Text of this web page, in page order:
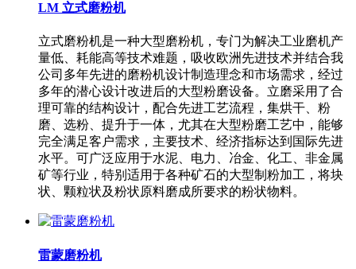
LM 立式磨粉机
立式磨粉机是一种大型磨粉机，专门为解决工业磨机产
量低、耗能高等技术难题，吸收欧洲先进技术并结合我
公司多年先进的磨粉机设计制造理念和市场需求，经过
多年的潜心设计改进后的大型粉磨设备。立磨采用了合
理可靠的结构设计，配合先进工艺流程，集烘干、粉
磨、选粉、提升于一体，尤其在大型粉磨工艺中，能够
完全满足客户需求，主要技术、经济指标达到国际先进
水平。可广泛应用于水泥、电力、冶金、化工、非金属
矿等行业，特别适用于各种矿石的大型制粉加工，将块
状、颗粒状及粉状原料磨成所要求的粉状物料。
雷蒙磨粉机